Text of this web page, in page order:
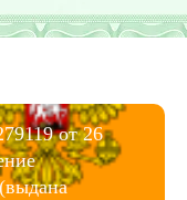
от 26